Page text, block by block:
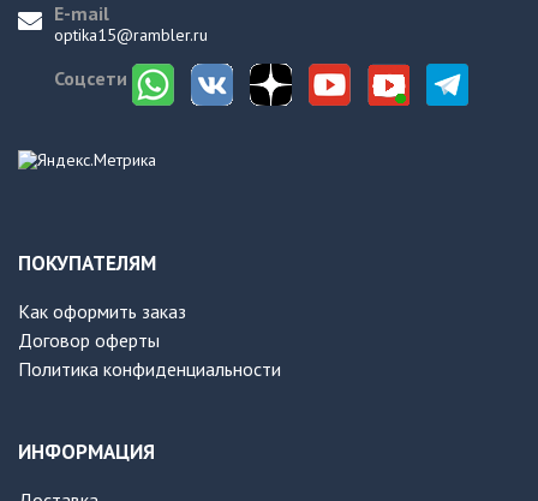
E-mail
optika15@rambler.ru
Соцсети
ПОКУПАТЕЛЯМ
Как оформить заказ
Договор оферты
Политика конфиденциальности
ИНФОРМАЦИЯ